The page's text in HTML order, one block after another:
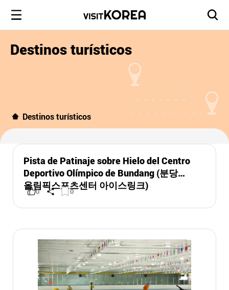
Destinos turísticos
Destinos turísticos
Pista de Patinaje sobre Hielo del Centro
Deportivo Olímpico de Bundang (분당
올림픽스포츠센터 아이스링크)
0 0